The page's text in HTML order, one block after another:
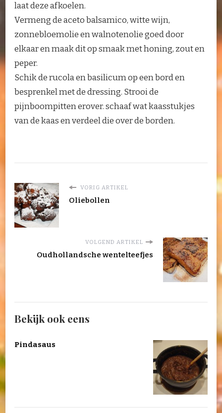
laat deze afkoelen.
Vermeng de aceto balsamico, witte wijn,
zonnebloemolie en walnotenolie goed door
elkaar en maak dit op smaak met honing, zout en
peper.
Schik de rucola en basilicum op een bord en
besprenkel met de dressing. Strooi de
pijnboompitten erover. schaaf wat kaasstukjes
van de kaas en verdeel die over de borden.
VORIG ARTIKEL
Oliebollen
VOLGEND ARTIKEL
Oudhollandsche wentelteefjes
Bekijk ook eens
Pindasaus